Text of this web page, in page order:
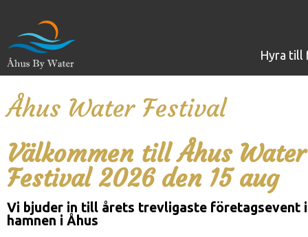
hyra
Åhus Water Festival
Välkommen till Åhus Water
Festival 2026 den 15 aug
Vi bjuder in till årets trevligaste företagsevent i
hamnen i Åhus